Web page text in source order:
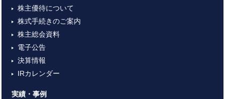
株主優待について
株式手続きのご案内
株主総会資料
電子公告
決算情報
IRカレンダー
実績・事例